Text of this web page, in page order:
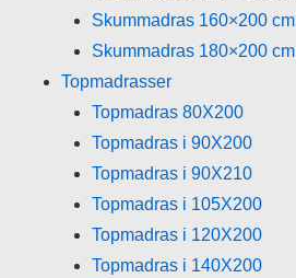
Skummadras 160×200 cm
Skummadras 180×200 cm
Topmadrasser
Topmadras 80X200
Topmadras i 90X200
Topmadras i 90X210
Topmadras i 105X200
Topmadras i 120X200
Topmadras i 140X200